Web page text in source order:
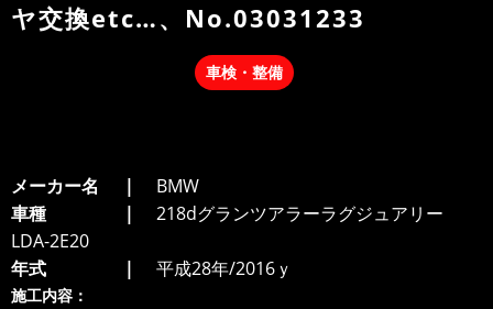
ヤ交換etc…、No.03031233
車検・整備
メーカー名
BMW
車種
218dグランツアラーラグジュアリー
LDA-2E20
年式
平成28年/2016ｙ
施工内容：